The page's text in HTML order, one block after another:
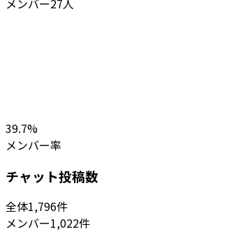
メンバー27人
39.7%
メンバー率
チャット投稿数
全体1,796件
メンバー1,022件